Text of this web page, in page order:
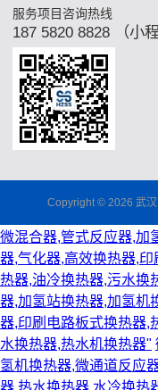
服务项目咨询热线
187 5820 8828 （小
Copyright © 2026 武
微混合器,管式反应器,加
器,气化器,高效换热器,
热器,油冷换热器,污水换
器,加氢站换热器,加氢机
器,印刷电路板式换热器,
水换热器,热水机换热器"
氢机换热器,微通道反应